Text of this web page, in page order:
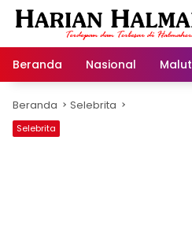
Langsung
Beranda
Nasional Malut
Beranda Selebrita
Selebrita